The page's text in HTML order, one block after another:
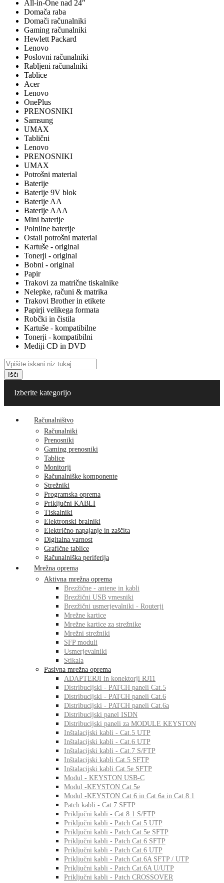
All-in-One nad 24″
Domača raba
Domači računalniki
Gaming računalniki
Hewlett Packard
Lenovo
Poslovni računalniki
Rabljeni računalniki
Tablice
Acer
Lenovo
OnePlus
PRENOSNIKI
Samsung
UMAX
Tablični
Lenovo
PRENOSNIKI
UMAX
Potrošni material
Baterije
Baterije 9V blok
Baterije AA
Baterije AAA
Mini baterije
Polnilne baterije
Ostali potrošni material
Kartuše - original
Tonerji - original
Bobni - original
Papir
Trakovi za matrične tiskalnike
Nelepke, računi & matrika
Trakovi Brother in etikete
Papirji velikega formata
Robčki in čistila
Kartuše - kompatibilne
Tonerji - kompatibilni
Mediji CD in DVD
Išči
Izberite kategorijo
Računalništvo
Računalniki
Prenosniki
Gaming prenosniki
Tablice
Monitorji
Računalniške komponente
Strežniki
Programska oprema
Priključni KABLI
Tiskalniki
Elektronski bralniki
Električno napajanje in zaščita
Digitalna varnost
Grafične tablice
Računalniška periferija
Mrežna oprema
Aktivna mrežna oprema
Brezžične - antene in kabli
Brezžični USB vmesniki
Brezžični usmerjevalniki - Routerji
Mrežne kartice
Mrežne kartice za strežnike
Mrežni strežniki
SFP moduli
Usmerjevalniki
Stikala
Pasivna mrežna oprema
ADAPTERJI in konektorji RJ11
Distribucijski - PATCH paneli Cat.5
Distribucijski - PATCH paneli Cat.6
Distribucijski - PATCH paneli Cat.6a
Distribucijski panel ISDN
Distribucijski paneli za MODULE KEYSTON
Inštalacijski kabli - Cat.5 UTP
Inštalacijski kabli - Cat.6 UTP
Inštalacijski kabli - Cat.7 S/FTP
Inštalacijski kabli Cat.5 SFTP
Inštalacijski kabli Cat.5e SFTP
Modul - KEYSTON USB-C
Modul -KEYSTON Cat.5e
Modul -KEYSTON Cat.6 in Cat.6a in Cat.8.1
Patch kabli - Cat.7 SFTP
Priključni kabli - Cat.8.1 S/FTP
Priključni kabli - Patch Cat.5 UTP
Priključni kabli - Patch Cat.5e SFTP
Priključni kabli - Patch Cat.6 SFTP
Priključni kabli - Patch Cat.6 UTP
Priključni kabli - Patch Cat.6A SFTP / UTP
Priključni kabli - Patch Cat.6A U/UTP
Priključni kabli - Patch CROSSOVER